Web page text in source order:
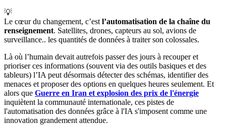
💡
Le cœur du changement, c’est l’automatisation de la chaîne du
renseignement. Satellites, drones, capteurs au sol, avions de
surveillance.. les quantités de données à traiter son colossales.
Là où l’humain devait autrefois passer des jours à recouper et
prioriser ces informations (souvent via des outils basiques et des
tableurs) l’IA peut désormais détecter des schémas, identifier des
menaces et proposer des options en quelques heures seulement. Et
alors que Guerre en Iran et explosion des prix de l'énergie
inquiètent la communauté internationale, ces pistes de
l'automatisation des données grâce à l'IA s'imposent comme une
innovation grandement attendue.